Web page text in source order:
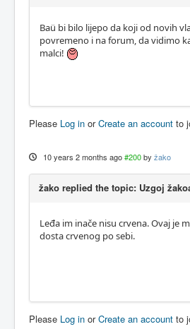
Baü bi bilo lijepo da koji od novih
povremeno i na forum, da vidimo
malci!
Please Log in orCreate an account to
10 years 2 months ago #200 by žako
žako replied the topic: Uzgoj
Leđa im inače nisu crvena. Ovaj je
dosta crvenog po sebi.
Please Log in orCreate an account to